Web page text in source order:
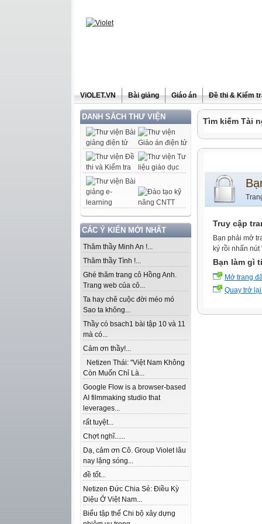
ViOLET.VN Bài giảng Giáo án Đề thi & Kiểm
DANH SÁCH THƯ VIỆN
CÁC Ý KIẾN MỚI NHẤT
Thăm thầy Minh An !...
Thăm thầy Tình !...
Ghé thăm trang cô Hồng Anh.
Trang web của cô...
Ta hay chê cuộc đời méo mó
Sao ta không...
Thầy có bsach1 bài tập 10 và 11
mà có...
Cảm ơn thầy!...
Netizen Thái: "Việt Nam Không
Còn Muốn Chỉ Là...
Google Flow is a browser-based
AI filmmaking studio that
leverages...
rất tuyệt...
Chợt nghĩ......
Dạ, cảm ơn Cô. Group Violet lâu
nay lặng sóng...
đề tốt...
Netizen Đức Chia Sẻ: Điều Kỳ
Diệu Ở Việt Nam...
Biểu tập thể Chi bộ xây dựng
Tìm kiếm Tài
Truy cập
Bạn phải mở
ký rồi nhấn
Bạn làm gì
Mở trang
Quay trở